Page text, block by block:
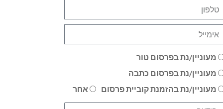
מעוניין/נת בפרסום טור
מעוניין/נת בפרסום כתבה
מעוניין/נת בהזמנת קוביית פרסום
אחר